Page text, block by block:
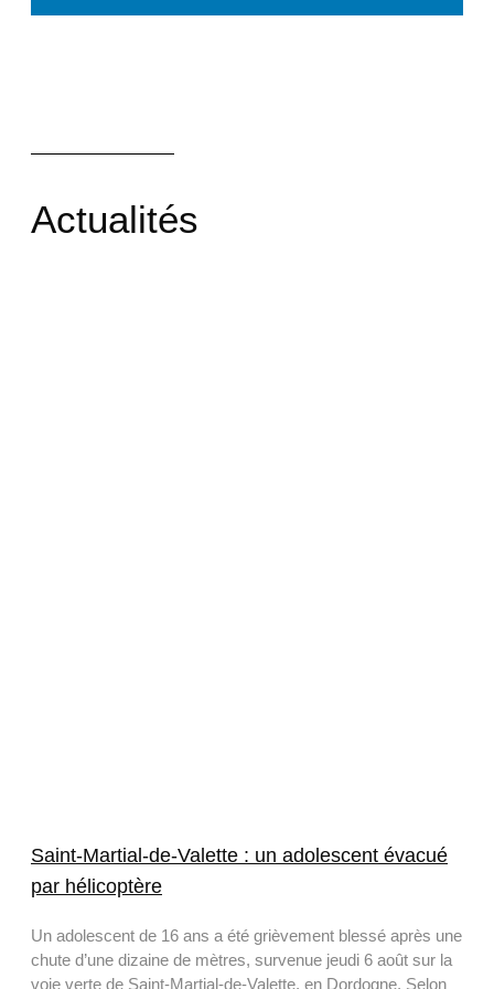
Actualités
Saint-Martial-de-Valette : un adolescent évacué
par hélicoptère
Un adolescent de 16 ans a été grièvement blessé après une
chute d’une dizaine de mètres, survenue jeudi 6 août sur la
voie verte de Saint-Martial-de-Valette, en Dordogne. Selon